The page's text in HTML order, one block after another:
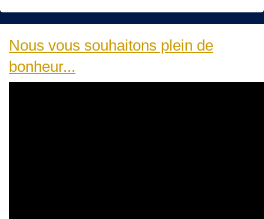
Nous vous souhaitons plein de
bonheur...